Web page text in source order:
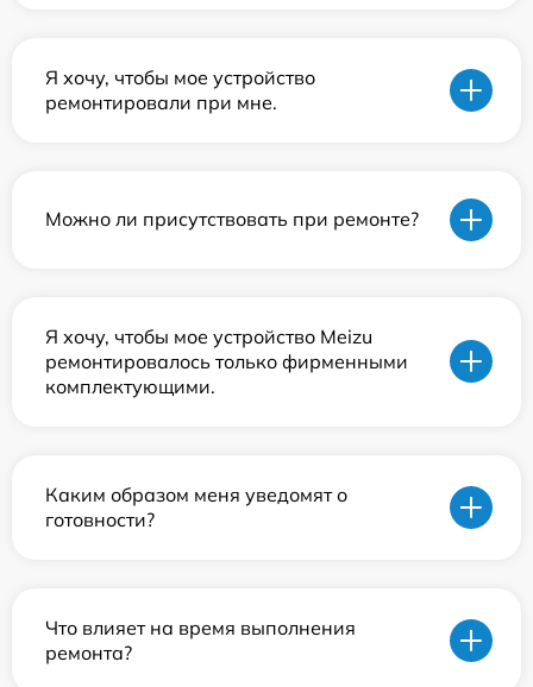
Я хочу, чтобы мое устройство
ремонтировали при мне.
Можно ли присутствовать при ремонте?
Я хочу, чтобы мое устройство Meizu
ремонтировалось только фирменными
комплектующими.
Каким образом меня уведомят о
готовности?
Что влияет на время выполнения
ремонта?